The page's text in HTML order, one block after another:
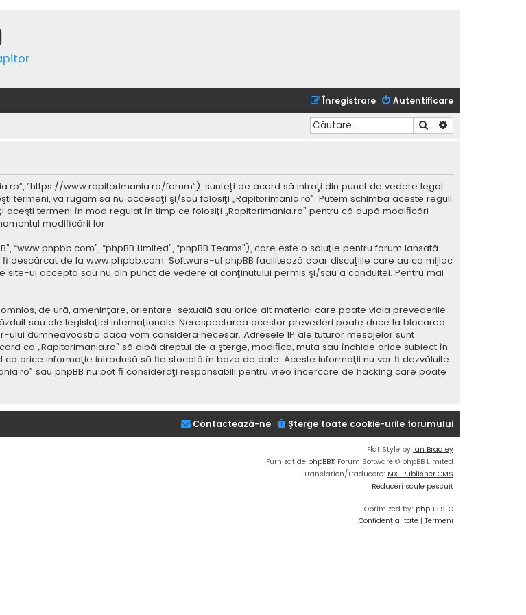
Autentificare
Înregistrare
Căutare
“https://www.rapitorimania.ro/forum”), sunteţi de acord să intraţi din punct de vedere legal
termeni, vă rugăm să nu accesaţi şi/sau folosiţi „Rapitorimania.ro”. Putem schimba aceste reguli
termeni în mod regulat în timp ce folosiţi „Rapitorimania.ro” pentru că după modificări
modificării lor.
“www.phpbb.com”, “phpBB Limited”, “phpBB Teams”), care este o soluţie pentru forum lansată
fi descărcat de la www.phpbb.com. Software-ul phpBB facilitează doar discuţiile care au ca mijloc
site-ul acceptă sau nu din punct de vedere al conţinutului permis şi/sau a conduitei. Pentru mai
de ură, ameninţare, orientare-sexuală sau orice alt material care poate viola prevederile
sau ale legislaţiei internaţionale. Nerespectarea acestor prevederi poate duce la blocarea
dumneavoastră dacă vom considera necesar. Adresele IP ale tuturor mesajelor sunt
ca „Rapitorimania.ro” să aibă dreptul de a şterge, modifica, muta sau închide orice subiect în
orice informaţie introdusă să fie stocată în baza de date. Aceste informaţii nu vor fi dezvăluite
sau phpBB nu pot fi consideraţi responsabili pentru vreo încercare de hacking care poate
Şterge toate cookie-urile forumului
Contactează-ne
Flat Style by Ian Bradley
Furnizat de phpBB® Forum Software © phpBB Limited
Translation/Traducere: MX-Publisher CMS
Reduceri scule pescuit
Optimized by: phpBB SEO
Confidențialitate | Termeni